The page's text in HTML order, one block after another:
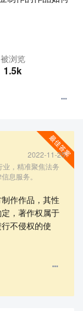
被浏览
1.5k
2022-11-25
，精准聚焦法务
息服务。
作作品，其性
，著作权属于
不侵权的使